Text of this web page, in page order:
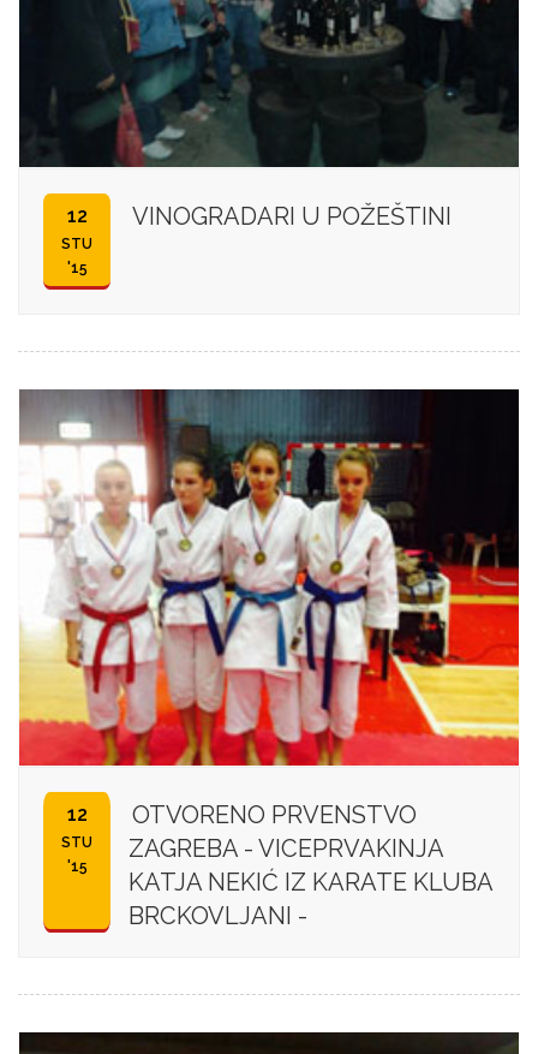
12
STU
'15
VINOGRADARI U POŽEŠTINI
12
STU
'15
OTVORENO PRVENSTVO
ZAGREBA - VICEPRVAKINJA
KATJA NEKIĆ IZ KARATE KLUBA
BRCKOVLJANI -